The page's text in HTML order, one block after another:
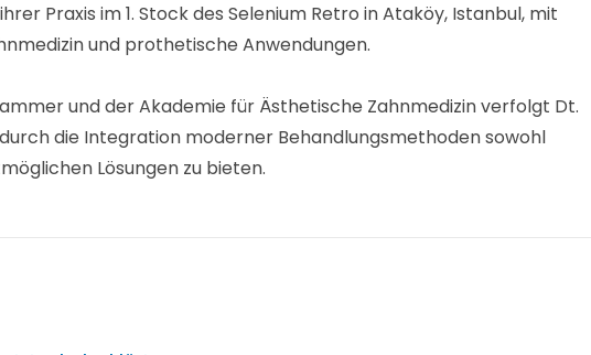
Praxis im 1. Stock des Selenium Retro in Ataköy, Istanbul, mit
und prothetische Anwendungen.
und der Akademie für Ästhetische Zahnmedizin verfolgt Dt.
die Integration moderner Behandlungsmethoden sowohl
Lösungen zu bieten.